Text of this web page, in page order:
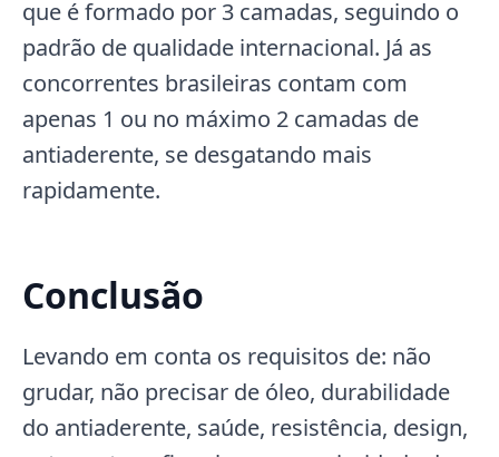
que é formado por 3 camadas, seguindo o
padrão de qualidade internacional. Já as
concorrentes brasileiras contam com
apenas 1 ou no máximo 2 camadas de
antiaderente, se desgatando mais
rapidamente.
Conclusão
Levando em conta os requisitos de: não
grudar, não precisar de óleo, durabilidade
do antiaderente, saúde, resistência, design,